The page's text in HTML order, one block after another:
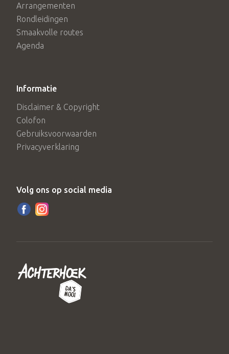
Arrangementen
Rondleidingen
Smaakvolle routes
Agenda
Informatie
Disclaimer & Copyright
Colofon
Gebruiksvoorwaarden
Privacyverklaring
Volg ons op social media